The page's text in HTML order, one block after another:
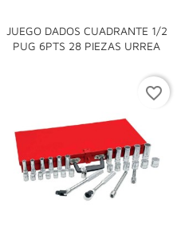
JUEGO DADOS CUADRANTE 1/2
PUG 6PTS 28 PIEZAS URREA

favorite_border